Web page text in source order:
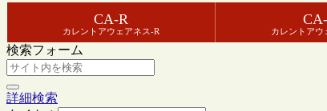
CA-R
カレントアウェアネス-R カレントアウ
検索フォーム
詳細検索